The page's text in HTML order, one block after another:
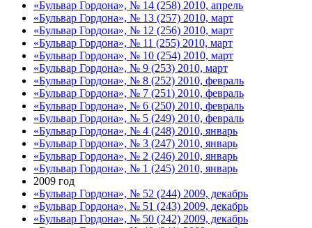
«Бульвар Гордона», № 14 (258) 2010, апрель
«Бульвар Гордона», № 13 (257) 2010, март
«Бульвар Гордона», № 12 (256) 2010, март
«Бульвар Гордона», № 11 (255) 2010, март
«Бульвар Гордона», № 10 (254) 2010, март
«Бульвар Гордона», № 9 (253) 2010, март
«Бульвар Гордона», № 8 (252) 2010, февраль
«Бульвар Гордона», № 7 (251) 2010, февраль
«Бульвар Гордона», № 6 (250) 2010, февраль
«Бульвар Гордона», № 5 (249) 2010, февраль
«Бульвар Гордона», № 4 (248) 2010, январь
«Бульвар Гордона», № 3 (247) 2010, январь
«Бульвар Гордона», № 2 (246) 2010, январь
«Бульвар Гордона», № 1 (245) 2010, январь
2009 год
«Бульвар Гордона», № 52 (244) 2009, декабрь
«Бульвар Гордона», № 51 (243) 2009, декабрь
«Бульвар Гордона», № 50 (242) 2009, декабрь